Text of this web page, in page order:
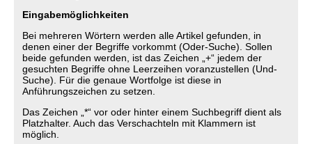
Eingabemöglichkeiten
Bei mehreren Wörtern werden alle Artikel gefunden, in
denen einer der Begriffe vorkommt (Oder-Suche). Sollen
beide gefunden werden, ist das Zeichen „+“ jedem der
gesuchten Begriffe ohne Leerzeihen voranzustellen (Und-
Suche). Für die genaue Wortfolge ist diese in
Anführungszeichen zu setzen.
Das Zeichen „*“ vor oder hinter einem Suchbegriff dient als
Platzhalter. Auch das Verschachteln mit Klammern ist
möglich.